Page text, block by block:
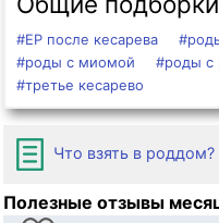
#ЕР после кесарева
#роды с миомой
#роды с
#третье кесарево
Что взять в роддом?
Полезные отзывы